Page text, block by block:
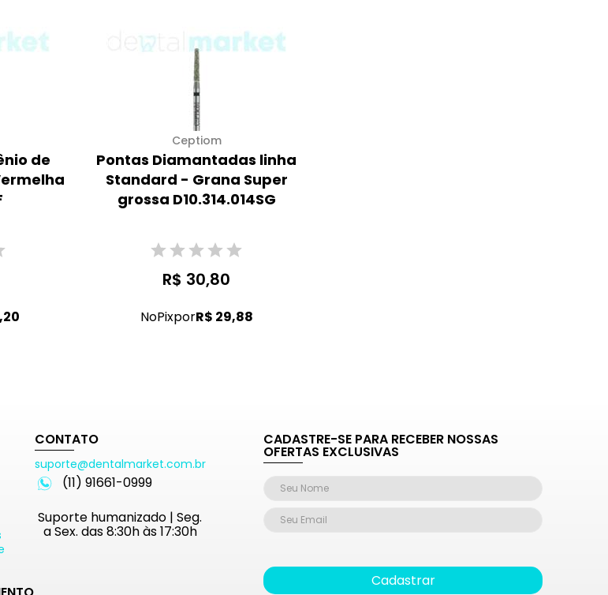
de
Ceptiom
Pontas Diamantadas linha
Standard - Grana Super
grossa D10.314.014SG
R$ 30,80
NoPixporR$ 29,88
CONTATO
suporte@dentalmarket.com.br
(11) 91661-0999
Suporte humanizado | Seg.
a Sex. das 8:30h às 17:30h
CADASTRE-SE PARA RECEBER NOSSAS
OFERTAS EXCLUSIVAS
Cadastrar